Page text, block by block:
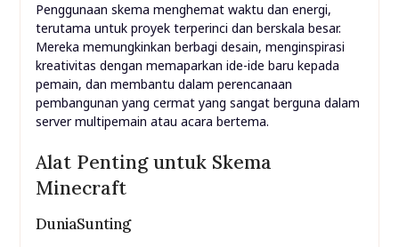
Penggunaan skema menghemat waktu dan energi,
terutama untuk proyek terperinci dan berskala besar.
Mereka memungkinkan berbagi desain, menginspirasi
kreativitas dengan memaparkan ide-ide baru kepada
pemain, dan membantu dalam perencanaan
pembangunan yang cermat yang sangat berguna dalam
server multipemain atau acara bertema.
Alat Penting untuk Skema
Minecraft
DuniaSunting